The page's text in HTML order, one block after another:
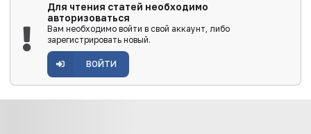
Для чтения статей необходимо
авторизоваться
Вам необходимо войти в свой аккаунт, либо
зарегистрировать новый.
ВОЙТИ